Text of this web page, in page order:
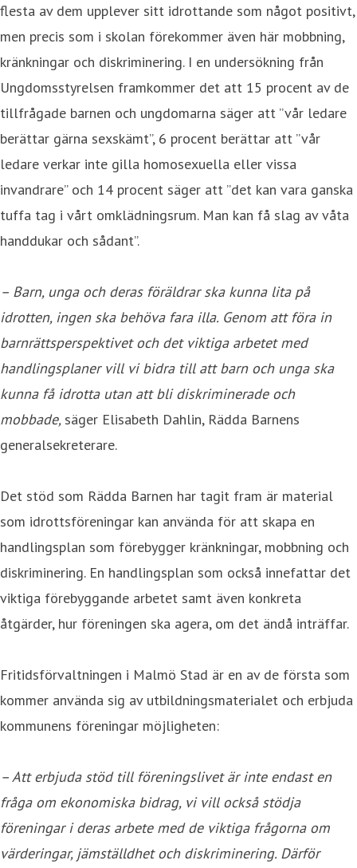
flesta av dem upplever sitt idrottande som något positivt,
men precis som i skolan förekommer även här mobbning,
kränkningar och diskriminering. I en undersökning från
Ungdomsstyrelsen framkommer det att 15 procent av de
tillfrågade barnen och ungdomarna säger att ”vår ledare
berättar gärna sexskämt”, 6 procent berättar att ”vår
ledare verkar inte gilla homosexuella eller vissa
invandrare” och 14 procent säger att ”det kan vara ganska
tuffa tag i vårt omklädningsrum. Man kan få slag av våta
handdukar och sådant”.
– Barn, unga och deras föräldrar ska kunna lita på
idrotten, ingen ska behöva fara illa. Genom att föra in
barnrättsperspektivet och det viktiga arbetet med
handlingsplaner vill vi bidra till att barn och unga ska
kunna få idrotta utan att bli diskriminerade och
mobbade, säger Elisabeth Dahlin, Rädda Barnens
generalsekreterare.
Det stöd som Rädda Barnen har tagit fram är material
som idrottsföreningar kan använda för att skapa en
handlingsplan som förebygger kränkningar, mobbning och
diskriminering. En handlingsplan som också innefattar det
viktiga förebyggande arbetet samt även konkreta
åtgärder, hur föreningen ska agera, om det ändå inträffar.
Fritidsförvaltningen i Malmö Stad är en av de första som
kommer använda sig av utbildningsmaterialet och erbjuda
kommunens föreningar möjligheten:
– Att erbjuda stöd till föreningslivet är inte endast en
fråga om ekonomiska bidrag, vi vill också stödja
föreningar i deras arbete med de viktiga frågorna om
värderingar, jämställdhet och diskriminering. Därför